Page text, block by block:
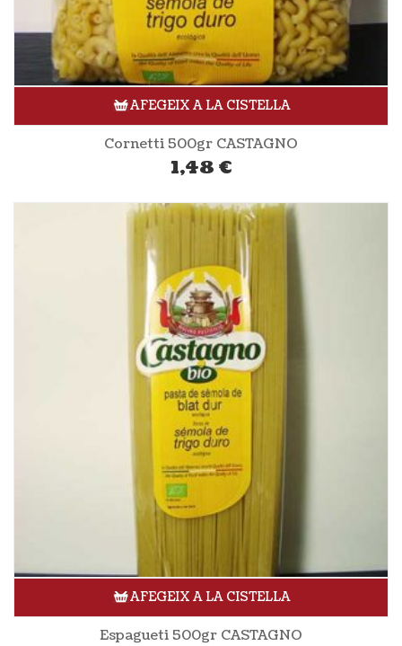
AFEGEIX A LA CISTELLA
Cornetti 500gr CASTAGNO
1,48 €
AFEGEIX A LA CISTELLA
Espagueti 500gr CASTAGNO